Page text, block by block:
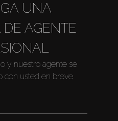
UNA
AGENTE
y nuestro agente se
con usted en breve